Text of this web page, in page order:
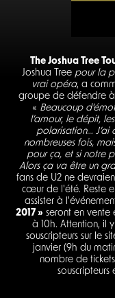
The Joshua Tree
Joshua Tree pour la
vrai opéra, a
groupe de défendre à
« Beaucoup
l’amour, le dépit,
polarisation… J’ai
nombreuses fois,
pour ça, et si notre
Alors ça va être un
fans de U2 ne
cœur de l'été. Reste
assister à
2017 » seront en vente
à 10h. Attention, il
souscripteurs sur le
janvier (9h du
nombre de